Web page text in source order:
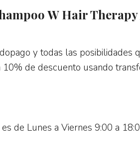
W Hair
y todas las posibilidades
de descuento usando
de Lunes a Viernes 9:00 a